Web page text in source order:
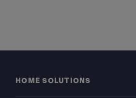
HOME SOLUTIONS